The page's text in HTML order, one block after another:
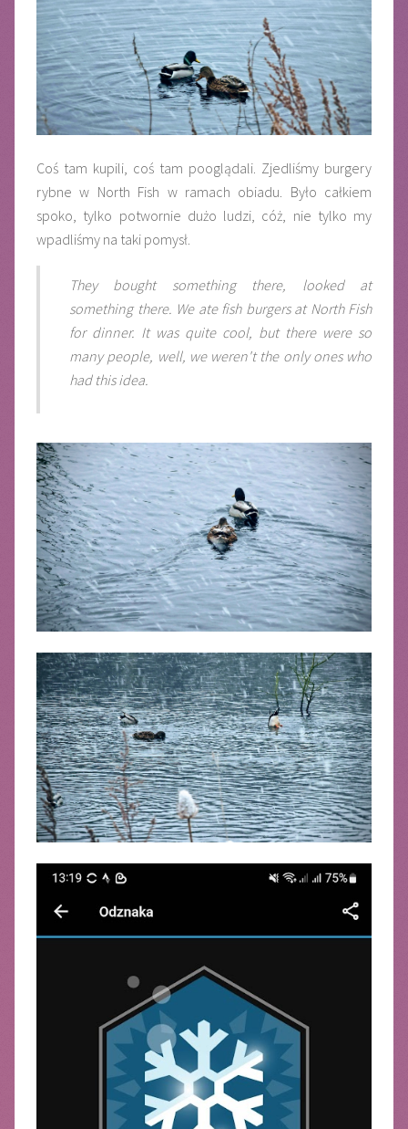
Coś tam kupili, coś tam pooglądali. Zjedliśmy burgery
rybne w North Fish w ramach obiadu. Było całkiem
spoko, tylko potwornie dużo ludzi, cóż, nie tylko my
wpadliśmy na taki pomysł.
They bought something there, looked at
something there. We ate fish burgers at North Fish
for dinner. It was quite cool, but there were so
many people, well, we weren't the only ones who
had this idea.